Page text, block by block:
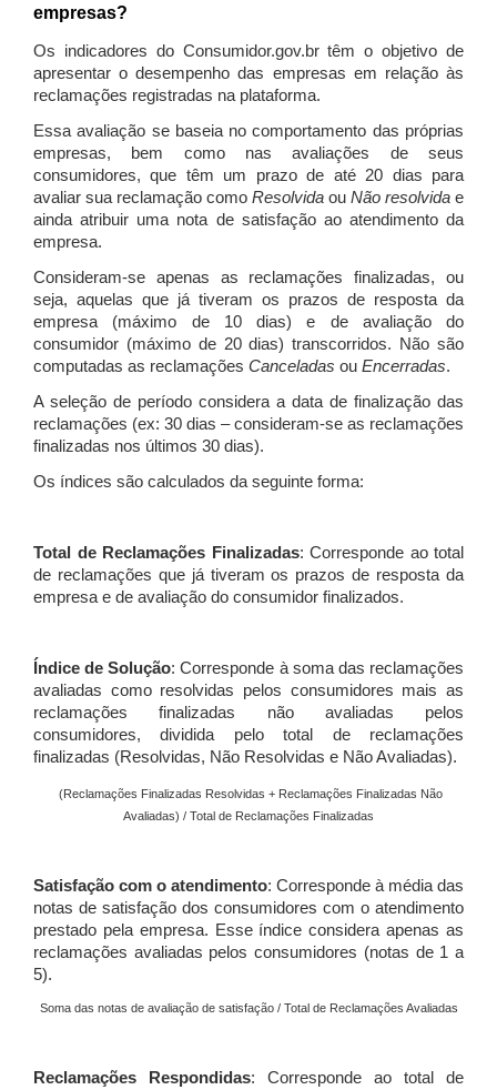
empresas?
Os indicadores do Consumidor.gov.br têm o objetivo de
apresentar o desempenho das empresas em relação às
reclamações registradas na plataforma.
Essa avaliação se baseia no comportamento das próprias
empresas, bem como nas avaliações de seus
consumidores, que têm um prazo de até 20 dias para
avaliar sua reclamação como Resolvida ou Não resolvida e
ainda atribuir uma nota de satisfação ao atendimento da
empresa.
Consideram-se apenas as reclamações finalizadas, ou
seja, aquelas que já tiveram os prazos de resposta da
empresa (máximo de 10 dias) e de avaliação do
consumidor (máximo de 20 dias) transcorridos. Não são
computadas as reclamações Canceladas ou Encerradas.
A seleção de período considera a data de finalização das
reclamações (ex: 30 dias – consideram-se as reclamações
finalizadas nos últimos 30 dias).
Os índices são calculados da seguinte forma:
Total de Reclamações Finalizadas: Corresponde ao total
de reclamações que já tiveram os prazos de resposta da
empresa e de avaliação do consumidor finalizados.
Índice de Solução: Corresponde à soma das reclamações
avaliadas como resolvidas pelos consumidores mais as
reclamações finalizadas não avaliadas pelos
consumidores, dividida pelo total de reclamações
finalizadas (Resolvidas, Não Resolvidas e Não Avaliadas).
(Reclamações Finalizadas Resolvidas + Reclamações Finalizadas Não
Avaliadas) / Total de Reclamações Finalizadas
Satisfação com o atendimento: Corresponde à média das
notas de satisfação dos consumidores com o atendimento
prestado pela empresa. Esse índice considera apenas as
reclamações avaliadas pelos consumidores (notas de 1 a
5).
Soma das notas de avaliação de satisfação / Total de Reclamações Avaliadas
Reclamações Respondidas: Corresponde ao total de